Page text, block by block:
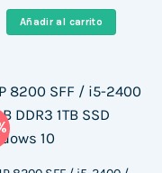
era:
899,00 €.
Añadir al carrito